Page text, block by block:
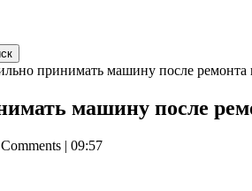
принимать машину после ремонта
машину после
| 09:57